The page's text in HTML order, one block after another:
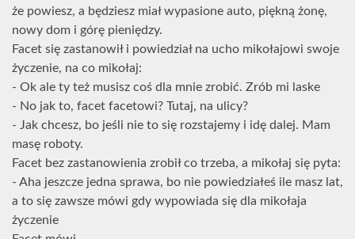
że powiesz, a będziesz miał wypasione auto, piękną żonę,
nowy dom i górę pieniędzy.
Facet się zastanowił i powiedział na ucho mikołajowi swoje
życzenie, na co mikołaj:
- Ok ale ty też musisz coś dla mnie zrobić. Zrób mi laske
- No jak to, facet facetowi? Tutaj, na ulicy?
- Jak chcesz, bo jeśli nie to się rozstajemy i idę dalej. Mam
masę roboty.
Facet bez zastanowienia zrobił co trzeba, a mikołaj się pyta:
- Aha jeszcze jedna sprawa, bo nie powiedziałeś ile masz lat,
a to się zawsze mówi gdy wypowiada się dla mikołaja
życzenie